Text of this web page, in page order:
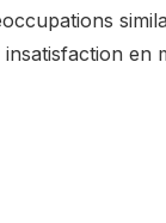
en